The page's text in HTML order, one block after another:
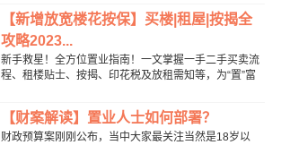
【新增放宽楼花按保】买楼|租屋|按揭全
攻略2023...
新手救星！全方位置业指南！一文掌握一手二手买卖流
程、租楼贴士、按揭、印花税及放租需知等，为“置”富
【财案解读】置业人士如何部署？
财政预算案刚刚公布，当中大家最关注当然是18岁以